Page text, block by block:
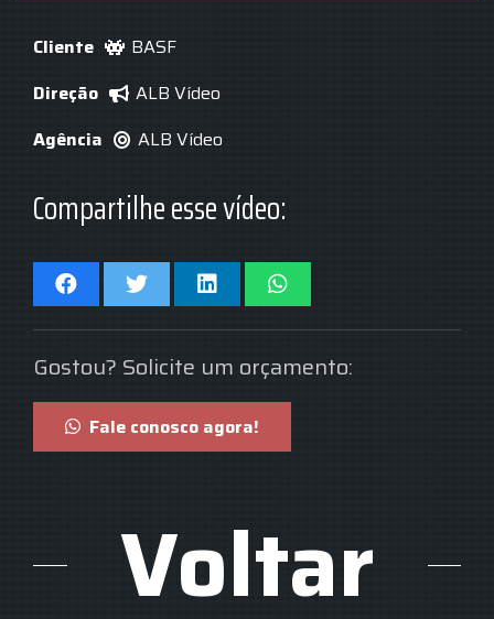
Cliente
BASF
Direção
ALB Vídeo
Agência
ALB Vídeo
Compartilhe esse vídeo:
Gostou? Solicite um orçamento:
Fale conosco agora!
Voltar